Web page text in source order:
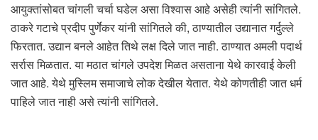
आयुक्तांसोबत चांगली चर्चा घडेल असा विश्वास आहे असेही त्यांनी सांगितले.
ठाकरे गटाचे प्रदीप पुर्णेकर यांनी सांगितले की, ठाण्यातील उद्यानात गर्दुल्ले
फिरतात. उद्यान बनले आहेत तिथे लक्ष दिले जात नाही. ठाण्यात अमली पदार्थ
सर्रास मिळतात. या मठात चांगले उपदेश मिळत असताना येथे कारवाई केली
जात आहे. येथे मुस्लिम समाजाचे लोक देखील येतात. येथे कोणतीही जात धर्म
पाहिले जात नाही असे त्यांनी सांगितले.